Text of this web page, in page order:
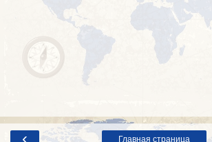
Главная страница